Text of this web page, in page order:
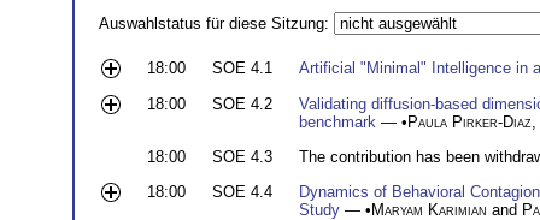
Auswahlstatus für diese Sitzung:
18:00 SOE 4.1
Artificial "Minimal" Intelligence in
18:00
SOE 4.2
Validating diffusion-based
benchmark — •Paula Pirker-Diaz
18:00
SOE 4.3
The contribution has been
18:00
SOE 4.4
Dynamics of Behavioral
Study — •Maryam Karimian and